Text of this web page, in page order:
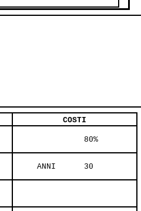
COSTI
               80%
     ANNI      30